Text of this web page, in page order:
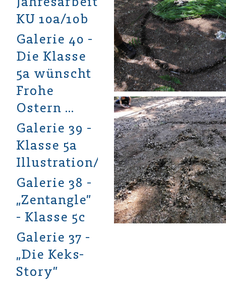
KU 10a/10b
Galerie 40 -
Die Klasse
5a wünscht
Frohe
Ostern …
Galerie 39 -
Klasse 5a
Illustration/Aquarell
Galerie 38 -
„Zentangle”
- Klasse 5c
Galerie 37 -
„Die Keks-
Story”